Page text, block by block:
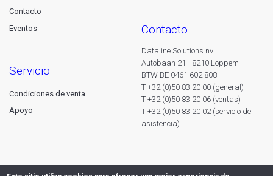
Contacto
Eventos
servicio
Condiciones de venta
Apoyo
contacto
Dataline Solutions nv
Autobaan 21 - 8210 Loppem
BTW BE 0461 602 808
T +32 (0)50 83 20 00 (general)
T +32 (0)50 83 20 06 (ventas)
T +32 (0)50 83 20 02 (servicio de
asistencia)